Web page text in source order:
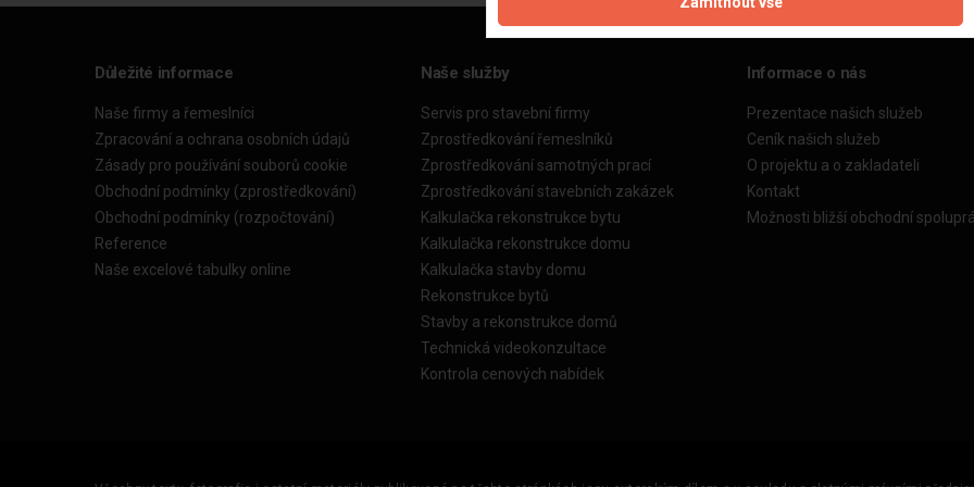
Důležité informace
Naše firmy a řemeslníci
Zpracování a ochrana osobních údajů
Zásady pro používání souborů cookie
Obchodní podmínky (zprostředkování)
Obchodní podmínky (rozpočtování)
Reference
Naše excelové tabulky online
Naše služby
Servis pro stavební firmy
Zprostředkování řemeslníků
Zprostředkování samotných prací
Zprostředkování stavebních zakázek
Kalkulačka rekonstrukce bytu
Kalkulačka rekonstrukce domu
Kalkulačka stavby domu
Rekonstrukce bytů
Stavby a rekonstrukce domů
Technická videokonzultace
Kontrola cenových nabídek
Informace o nás
Prezentace našich služeb
Ceník našich služeb
O projektu a o zakladateli
Kontakt
Možnosti bližší obchodní